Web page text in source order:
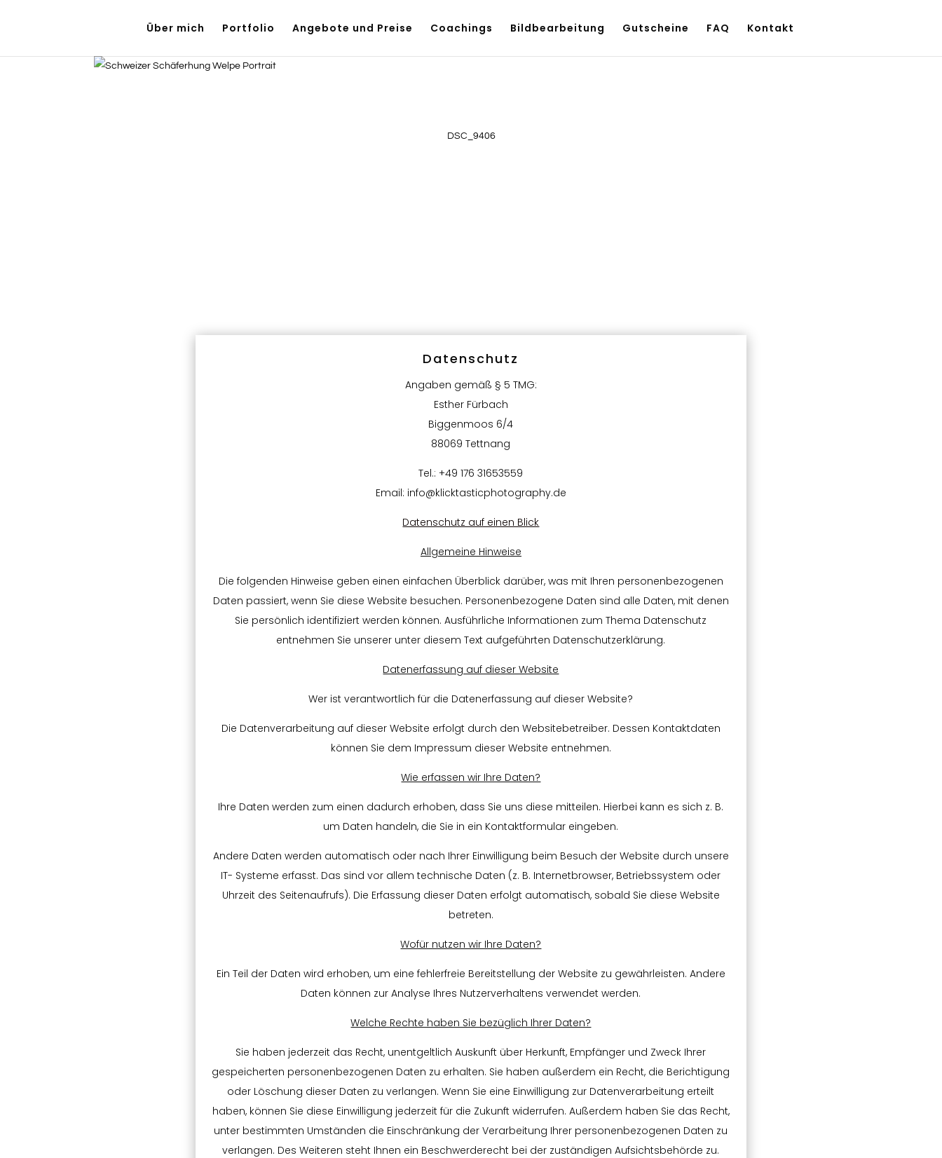
Über mich Portfolio Angebote und Preise Coachings Bildbearbeitung Gutscheine FAQ Kontakt
DSC_9406
Datenschutz
Angaben gemäß § 5 TMG:
Esther Fürbach
Biggenmoos 6/4
88069 Tettnang
Tel.: +49 176 31653559
Email: info@klicktasticphotography.de
Datenschutz auf einen Blick
Allgemeine Hinweise
Die folgenden Hinweise geben einen einfachen Überblick darüber, was mit Ihren personenbezogenen
Daten passiert, wenn Sie diese Website besuchen. Personenbezogene Daten sind alle Daten, mit denen
Sie persönlich identifiziert werden können. Ausführliche Informationen zum Thema Datenschutz
entnehmen Sie unserer unter diesem Text aufgeführten Datenschutzerklärung.
Datenerfassung auf dieser Website
Wer ist verantwortlich für die Datenerfassung auf dieser Website?
Die Datenverarbeitung auf dieser Website erfolgt durch den Websitebetreiber. Dessen Kontaktdaten
können Sie dem Impressum dieser Website entnehmen.
Wie erfassen wir Ihre Daten?
Ihre Daten werden zum einen dadurch erhoben, dass Sie uns diese mitteilen. Hierbei kann es sich z. B.
um Daten handeln, die Sie in ein Kontaktformular eingeben.
Andere Daten werden automatisch oder nach Ihrer Einwilligung beim Besuch der Website durch unsere
IT- Systeme erfasst. Das sind vor allem technische Daten (z. B. Internetbrowser, Betriebssystem oder
Uhrzeit des Seitenaufrufs). Die Erfassung dieser Daten erfolgt automatisch, sobald Sie diese Website
betreten.
Wofür nutzen wir Ihre Daten?
Ein Teil der Daten wird erhoben, um eine fehlerfreie Bereitstellung der Website zu gewährleisten. Andere
Daten können zur Analyse Ihres Nutzerverhaltens verwendet werden.
Welche Rechte haben Sie bezüglich Ihrer Daten?
Sie haben jederzeit das Recht, unentgeltlich Auskunft über Herkunft, Empfänger und Zweck Ihrer
gespeicherten personenbezogenen Daten zu erhalten. Sie haben außerdem ein Recht, die Berichtigung
oder Löschung dieser Daten zu verlangen. Wenn Sie eine Einwilligung zur Datenverarbeitung erteilt
haben, können Sie diese Einwilligung jederzeit für die Zukunft widerrufen. Außerdem haben Sie das Recht,
unter bestimmten Umständen die Einschränkung der Verarbeitung Ihrer personenbezogenen Daten zu
verlangen. Des Weiteren steht Ihnen ein Beschwerderecht bei der zuständigen Aufsichtsbehörde zu.